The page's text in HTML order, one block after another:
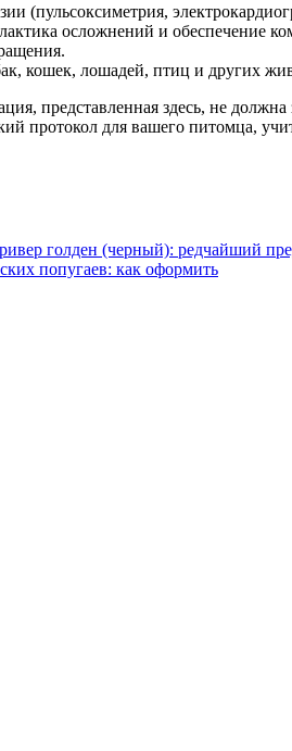
(пульсоксиметрия,
осложнений и обеспечение
кошек, лошадей, птиц и других
представленная здесь, не
протокол для вашего питомца,
голден (черный): редчайший
попугаев: как оформить